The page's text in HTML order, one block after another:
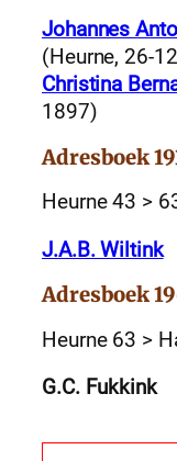
Johannes
(Heurne, 26-
Christina
1897)
Adresboek
Heurne 43 >
J.A.B. Wiltink
Adresboek
Heurne 63 >
G.C. Fukkink